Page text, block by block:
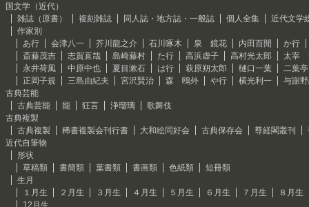
国文学（近代）
雑誌（原書）
複刻雑誌 同人誌・地方誌・一般誌 個人全集
近代文学
作家別
あ行
会津八一 芥川龍之介 石川啄木 泉 鏡花 内田百閒
か行
斎藤茂吉
志賀直哉 島崎藤村 た行 高浜虚子 高村光太郎
太宰
永井荷風
中原中也 夏目漱石 は行 萩原朔太郎 樋口一葉
二葉
正岡子規
三島由紀夫 宮沢賢治 森 鴎外 や行 横光利一
与謝
古典芸能
古典芸能
能 狂言 浄瑠璃
歌舞伎
古典複製
古典複製
稀書複製会刊行書 大和絵同好会 古典保存会 尊経閣叢刊
近代自筆物
形状
草稿類
書簡類 葉書類 書画類 色紙類
短冊類
生月
１月生
２月生 ３月生 ４月生 ５月生 ６月生 ７月生
８月生